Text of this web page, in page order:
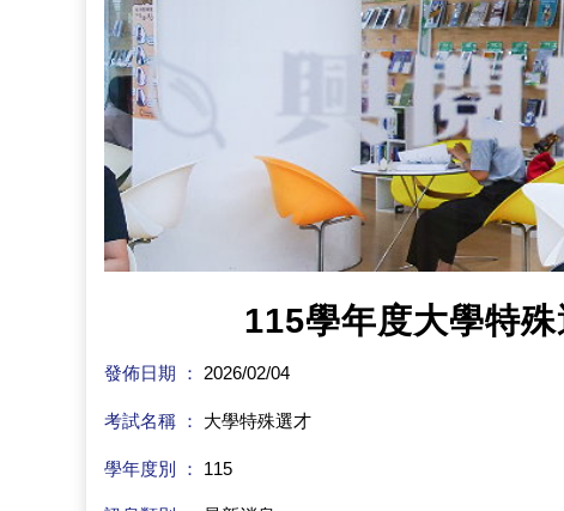
115學年度大學特
發佈日期 ： 2026/02/04
考試名稱 ： 大學特殊選才
學年度別 ： 115